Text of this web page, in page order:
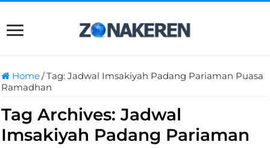
Home/Tag:Jadwal Imsakiyah Padang Pariaman Puasa
Ramadhan
Tag Archives:Jadwal
Imsakiyah Padang Pariaman